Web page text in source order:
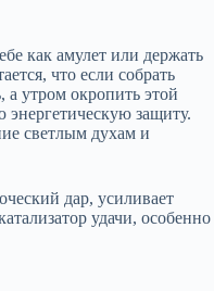
как амулет или держать
что если собрать
утром окропить этой
защиту.
светлым духам и
дар, усиливает
удачи, особенно